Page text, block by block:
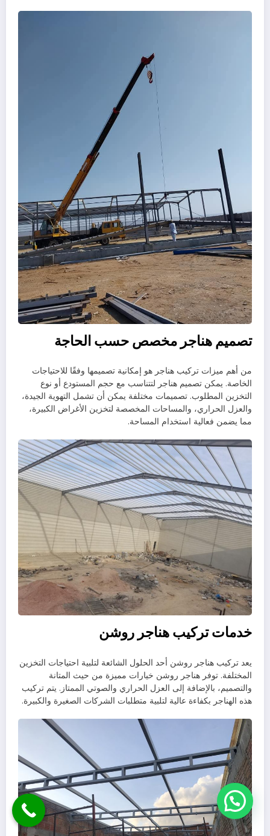
تصميم هناجر مخصص حسب الحاجة
من أهم ميزات تركيب هناجر هو إمكانية تصميمها وفقًا للاحتياجات
الخاصة. يمكن تصميم هناجر لتتناسب مع حجم المستودع أو نوع
التخزين المطلوب. تصميمات مختلفة يمكن أن تشمل التهوية الجيدة،
والعزل الحراري، والمساحات المخصصة لتخزين الأغراض الكبيرة،
مما يضمن فعالية استخدام المساحة.
خدمات تركيب هناجر روشن
يعد تركيب هناجر روشن أحد الحلول الشائعة لتلبية احتياجات التخزين
المختلفة. توفر هناجر روشن خيارات مميزة من حيث المتانة
والتصميم، بالإضافة إلى العزل الحراري والصوتي الممتاز. يتم تركيب
هذه الهناجر بكفاءة عالية لتلبية متطلبات الشركات الصغيرة والكبيرة.